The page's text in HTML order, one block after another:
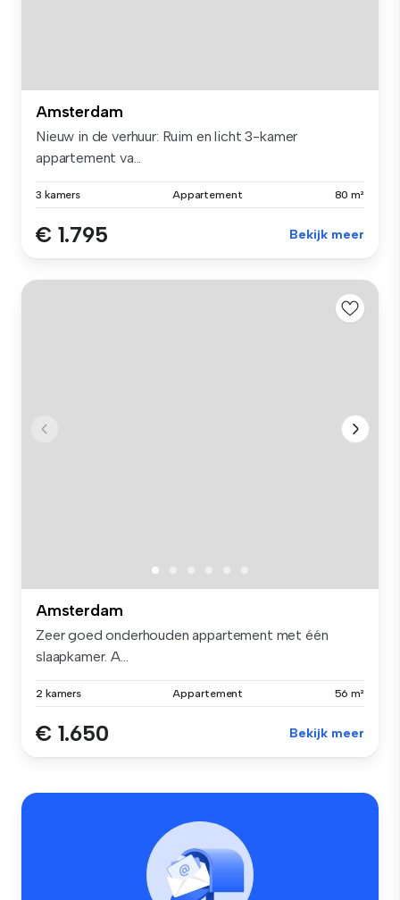
Amsterdam
Nieuw in de verhuur: Ruim en licht 3-kamer
appartement va...
3 kamers Appartement 80 m²
€ 1.795 Bekijk meer
Amsterdam
Zeer goed onderhouden appartement met één
slaapkamer. A...
2 kamers Appartement 56 m²
€ 1.650 Bekijk meer